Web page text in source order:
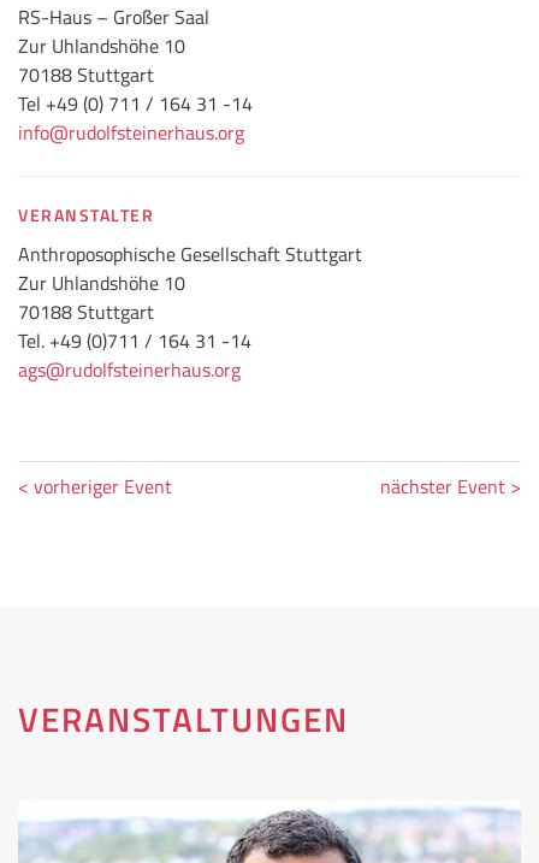
RS-Haus – Großer Saal
Zur Uhlandshöhe 10
70188 Stuttgart
Tel +49 (0) 711 / 164 31 -14
info@rudolfsteinerhaus.org
VERANSTALTER
Anthroposophische Gesellschaft Stuttgart
Zur Uhlandshöhe 10
70188 Stuttgart
Tel. +49 (0)711 / 164 31 -14
ags@rudolfsteinerhaus.org
< vorheriger Event nächster Event >
VERANSTALTUNGEN